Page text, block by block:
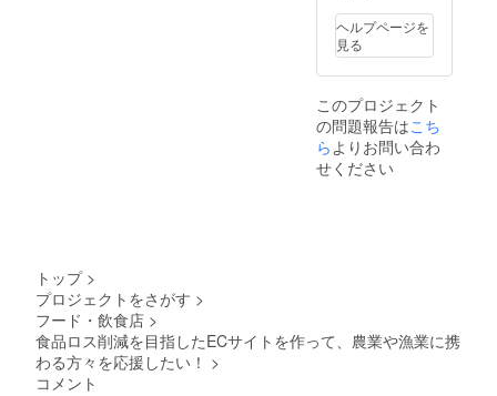
しま
期は、
サイト
公開後
にご注
だいて
からと
なりま
すの
で、ご
をお送
い。 ＜
サイト
内商品
20,000
ご購入
権＞ サ
イト内
に掲載
されて
ただけ
ます。
いただ
けま
す。
【注
ず備考
欄に掲
載ご希
望のお
名前と
CAMPF
IREの
ニック
ネーム
や法人
名でも
す。写
真は、
顔写真
だけで
なくロ
ルは自
己紹介
ヘルプページを
見る
このプロジェクト
の問題報告はこち
らよりお問い合わ
せください
トップ >
プロジェクトをさがす >
フード・飲食店 >
食品ロス削減を目指したECサイトを作って、農業や漁業に携
わる方々を応援したい！ >
コメント